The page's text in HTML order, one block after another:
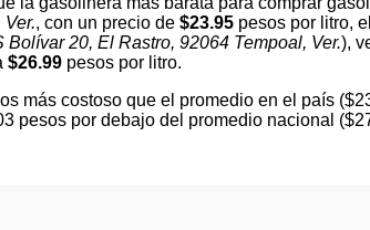
, con un precio de $23.95 pesos por litro,
Bolívar 20, El Rastro, 92064 Tempoal, Ver.),
$26.99 pesos por litro.
más costoso que el promedio en el país
pesos por debajo del promedio nacional